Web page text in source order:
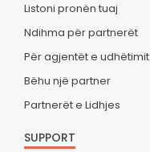
Listoni pronën tuaj
Ndihma për partnerët
Për agjentët e udhëtimit
Bëhu një partner
Partnerët e Lidhjes
SUPPORT